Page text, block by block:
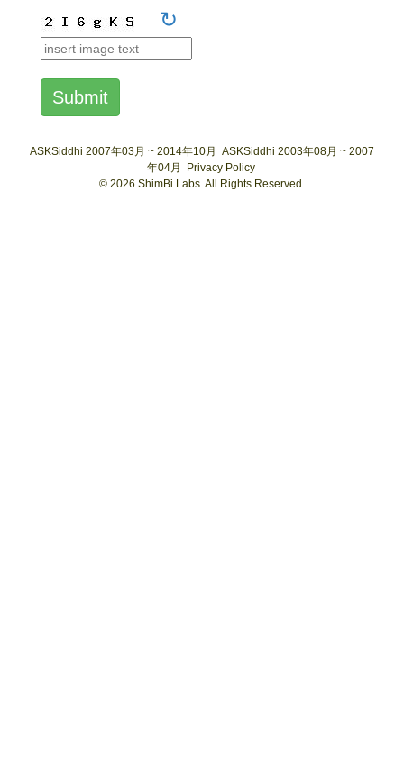
↻
Submit
ASKSiddhi 2007年03月 ~ 2014年10月
ASKSiddhi 2003年08月 ~ 2007
年04月
Privacy Policy
© 2026 ShimBi Labs. All Rights Reserved.